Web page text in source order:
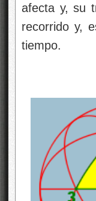
afecta y, su
recorrido y,
tiempo.